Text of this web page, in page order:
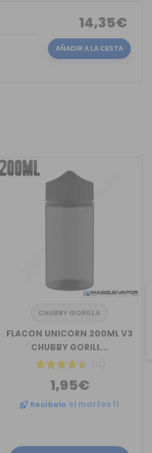
14,35€
AÑADIR A LA CESTA
CHUBBY GORILLA
FLACON UNICORN 200ML V3
CHUBBY GORILL...
(13)
1,95€
Recíbelo el martes 11